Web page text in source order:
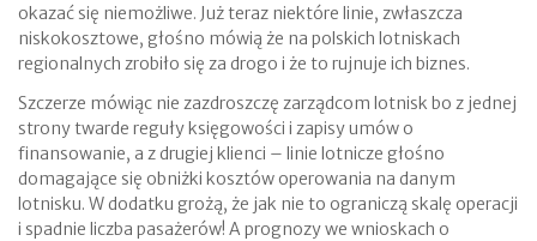
okazać się niemożliwe. Już teraz niektóre linie, zwłaszcza
niskokosztowe, głośno mówią że na polskich lotniskach
regionalnych zrobiło się za drogo i że to rujnuje ich biznes.
Szczerze mówiąc nie zazdroszczę zarządcom lotnisk bo z jednej
strony twarde reguły księgowości i zapisy umów o
finansowanie, a z drugiej klienci – linie lotnicze głośno
domagające się obniżki kosztów operowania na danym
lotnisku. W dodatku grożą, że jak nie to ograniczą skalę operacji
i spadnie liczba pasażerów! A prognozy we wnioskach o